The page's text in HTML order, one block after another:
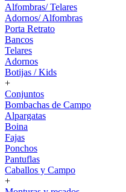
Alfombras/ Telares
Adornos/ Alfombras
Porta Retrato
Bancos
Telares
Adornos
Botijas / Kids
+
Conjuntos
Bombachas de Campo
Alpargatas
Boina
Fajas
Ponchos
Pantuflas
Caballos y Campo
+